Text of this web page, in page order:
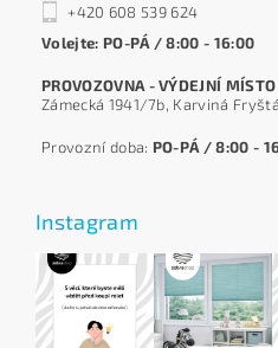
+420 608 539 624
Volejte: PO-PÁ / 8:00 - 16:00
PROVOZOVNA - VÝDEJNÍ MÍSTO
Zámecká 1941/7b, Karviná
Provozní doba: PO-PÁ / 8:00 -
Instagram